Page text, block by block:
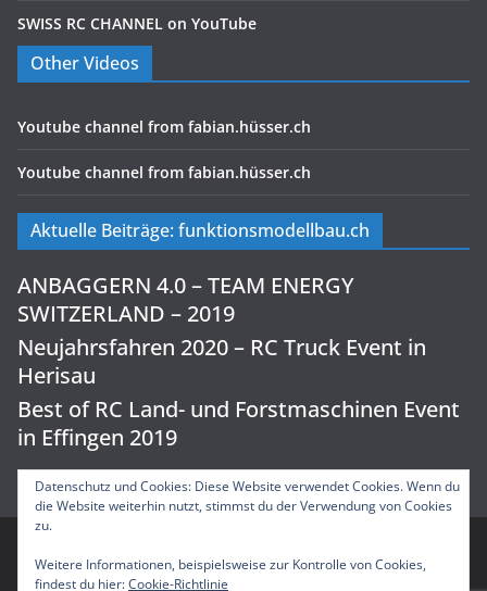
SWISS RC CHANNEL on YouTube
Other Videos
Youtube channel from fabian.hüsser.ch
Youtube channel from fabian.hüsser.ch
Aktuelle Beiträge: funktionsmodellbau.ch
ANBAGGERN 4.0 – TEAM ENERGY
SWITZERLAND – 2019
Neujahrsfahren 2020 – RC Truck Event in
Herisau
Best of RC Land- und Forstmaschinen Event
in Effingen 2019
Copyright © 2026SWISS RC CHANNEL . Alle Rechte
Datenschutz und Cookies: Diese Website verwendet Cookies. Wenn du
die Website weiterhin nutzt, stimmst du der Verwendung von Cookies
zu.
Weitere Informationen, beispielsweise zur Kontrolle von Cookies,
findest du hier:Cookie-Richtlinie